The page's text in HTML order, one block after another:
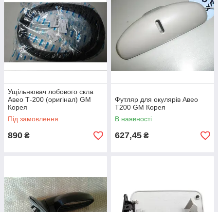
Ущільнювач лобового скла
Авео Т-200 (оригінал) GM
Корея
Під замовлення
890 ₴
Футляр для окулярів Авео
T200 GM Корея
В наявності
627,45 ₴